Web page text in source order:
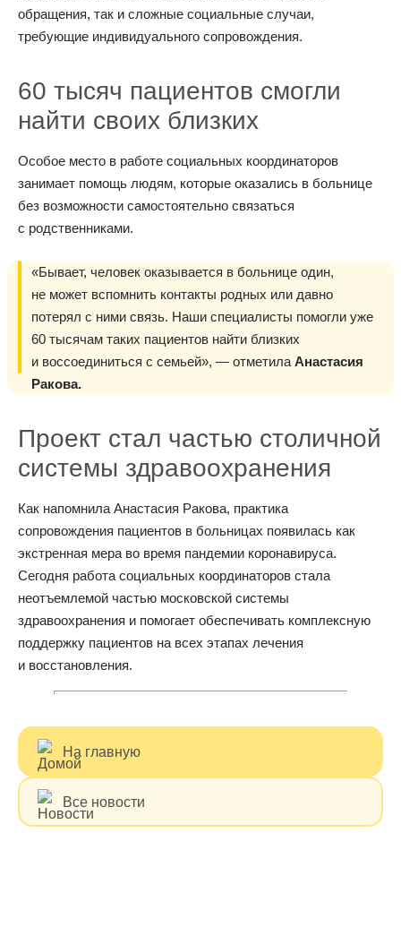
обращения, так и сложные социальные случаи,
требующие индивидуального сопровождения.
60 тысяч пациентов смогли
найти своих близких
Особое место в работе социальных координаторов
занимает помощь людям, которые оказались в больнице
без возможности самостоятельно связаться
с родственниками.
«Бывает, человек оказывается в больнице один,
не может вспомнить контакты родных или давно
потерял с ними связь. Наши специалисты помогли уже
60 тысячам таких пациентов найти близких
и воссоединиться с семьей», — отметила Анастасия
Ракова.
Проект стал частью столичной
системы здравоохранения
Как напомнила Анастасия Ракова, практика
сопровождения пациентов в больницах появилась как
экстренная мера во время пандемии коронавируса.
Сегодня работа социальных координаторов стала
неотъемлемой частью московской системы
здравоохранения и помогает обеспечивать комплексную
поддержку пациентов на всех этапах лечения
и восстановления.
На главную
Все новости